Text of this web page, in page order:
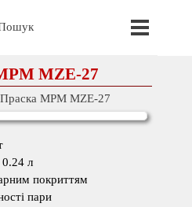
MZE-27
Праска MPM MZE-27
0.24 л
покриттям
пари